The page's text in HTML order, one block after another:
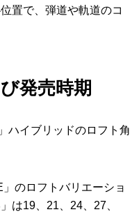
置で、弾道や軌道のコ
発売時期
ハイブリッドのロフト角
」のロフトバリエーショ
は19、21、24、27、